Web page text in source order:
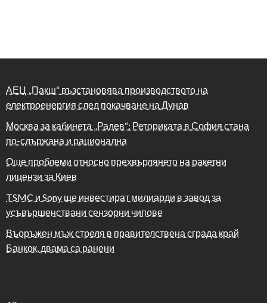
АЕЦ „Пакш“ възстановява производството на
електроенергия след покачване на Дунав
Москва за кабинета „Радев“: Реториката в София стана
по-сдържана и рационална
Още проблеми относно прехвърлянето на ракетни
лицензи за Киев
TSMC и Sony ще инвестират милиарди в завод за
усъвършенствани сензорни чипове
Въоръжен мъж стреля в правителствена сграда край
Банкок, двама са ранени